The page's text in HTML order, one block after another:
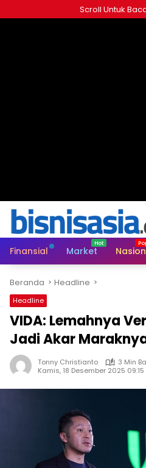
ke
Scroll Untuk
Finansial Market
Beranda Headline
Headline
VIDA: Lemahnya
Jadi Akar
Tonny Christianto
3 Min
Kamis, 18 Desember 2025 09:15